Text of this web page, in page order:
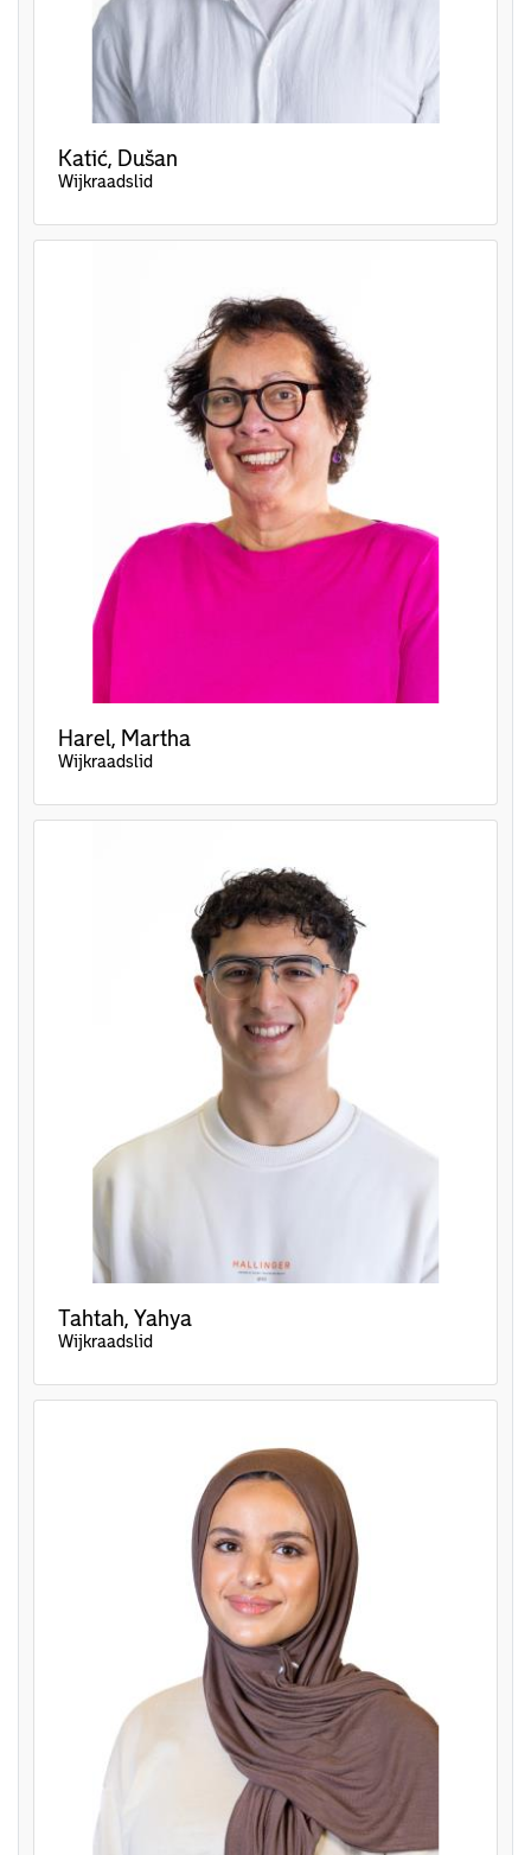
Katić, Dušan
Wijkraadslid
Harel, Martha
Wijkraadslid
Tahtah, Yahya
Wijkraadslid